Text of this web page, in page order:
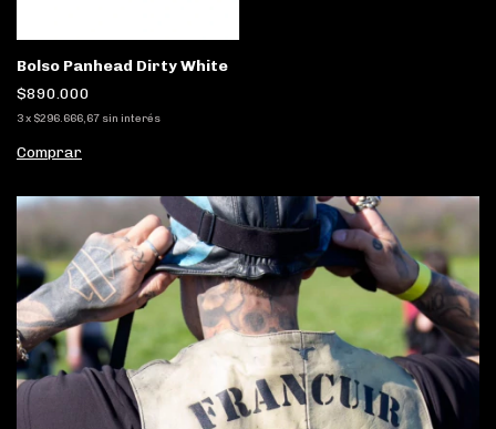
Bolso Panhead Dirty White
$890.000
3x $296.666,67 sin interés
Comprar